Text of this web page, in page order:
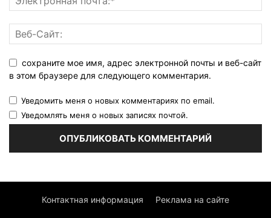
сохраните мое имя, адрес электронной почты и веб-сайт
в этом браузере для следующего комментария.
Уведомить меня о новых комментариях по email.
Уведомлять меня о новых записях почтой.
Контактная информация Реклама на сайте